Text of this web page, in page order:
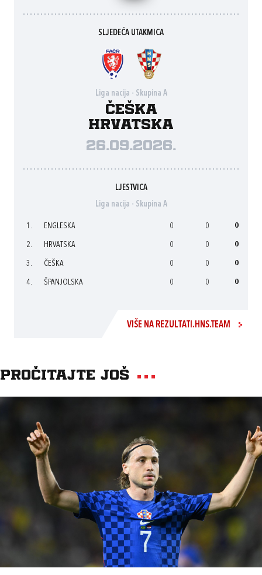
SLJEDEĆA UTAKMICA
Liga nacija - Skupina A
Češka
Hrvatska
26.09.2026.
LJESTVICA
Liga nacija - Skupina A
1. ENGLESKA 0 0 0
2. HRVATSKA 0 0 0
3. ČEŠKA 0 0 0
4. ŠPANJOLSKA 0 0 0
VIŠE NA REZULTATI.HNS.TEAM
Pročitajte još